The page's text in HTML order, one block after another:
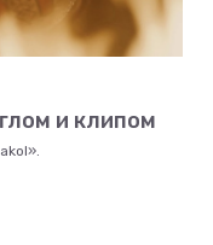
и клипом